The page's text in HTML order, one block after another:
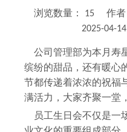
浏览数量： 15 作者
2025-04-
公司管理部为本月寿
缤纷的甜品，还有暖心
节都传递着浓浓的祝福
满活力，大家齐聚一堂
员工生日会不仅是一